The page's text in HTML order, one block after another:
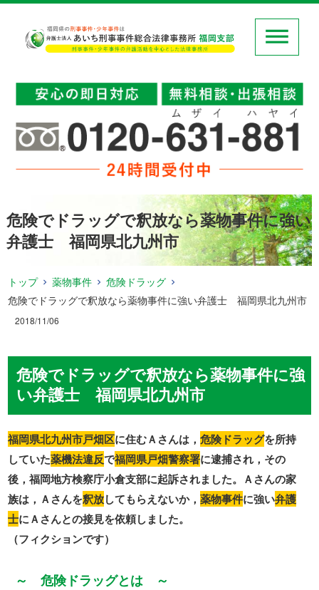
危険でドラッグで釈放なら薬物事件に強い
弁護士 福岡県北九州市
トップ 薬物事件
危険ドラッグ
危険でドラッグで釈放なら薬物事件に強い弁護士 福岡県北九州市
2018/11/06
危険でドラッグで釈放なら薬物事件に強
い弁護士 福岡県北九州市
福岡県北九州市戸畑区に住むＡさんは，危険ドラッグを所持
していた薬機法違反で福岡県戸畑警察署に逮捕され，その
後，福岡地方検察庁小倉支部に起訴されました。Ａさんの家
族は，Ａさんを釈放してもらえないか，薬物事件に強い弁護
士にＡさんとの接見を依頼しました。
（フィクションです）
～ 危険ドラッグとは ～